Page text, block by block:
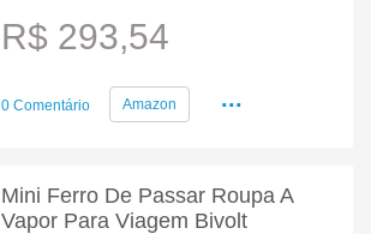
R$ 293,54
0 Comentário Amazon ...
Mini Ferro De Passar Roupa A
Vapor Para Viagem Bivolt